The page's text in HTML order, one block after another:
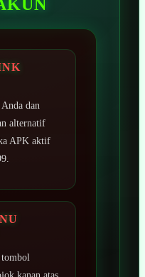
dan
alternatif
APK aktif